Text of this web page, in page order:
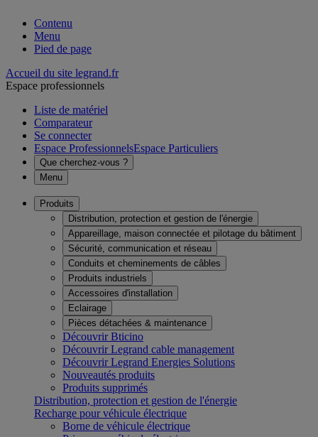
Contenu
Menu
Pied de page
Accueil du site legrand.fr
Espace professionnels
Liste de matériel
Comparateur
Se connecter
Espace ProfessionnelsEspace Particuliers
Que cherchez-vous ?
Menu
Produits
Distribution, protection et gestion de l'énergie
Appareillage, maison connectée et pilotage du bâtiment
Sécurité, communication et réseau
Conduits et cheminements de câbles
Produits industriels
Accessoires d'installation
Eclairage
Pièces détachées & maintenance
Découvrir Bticino
Découvrir Legrand cable management
Découvrir Legrand Energies Solutions
Nouveautés produits
Produits supprimés
Distribution, protection et gestion de l'énergie
Recharge pour véhicule électrique
Borne de véhicule électrique